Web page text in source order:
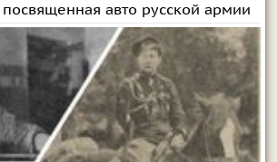
авто русской армии